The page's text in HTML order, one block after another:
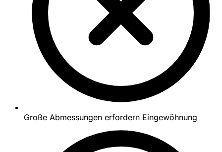
Große Abmessungen erfordern Eingewöhnung